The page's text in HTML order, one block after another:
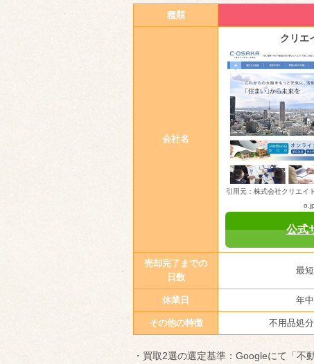
種類
会社名
クリエ
引用元：株式会社クリエイ
公式
売却完了までの
日数
最
休業日 年
その他の特徴 不用品処
・買取2選の選定基準：Googleにて「